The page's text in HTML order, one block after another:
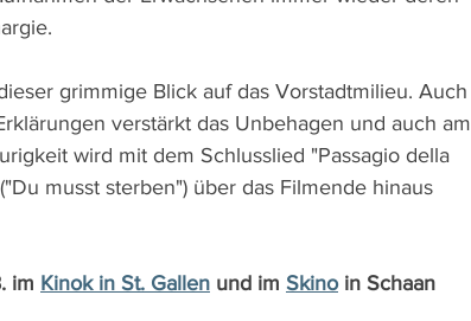
grimmige Blick auf das Vorstadtmilieu. Auch
verstärkt das Unbehagen und auch am
wird mit dem Schlusslied "Passagio della
musst sterben") über das Filmende hinaus
im Kinok in St. Gallen und im Skino in Schaan